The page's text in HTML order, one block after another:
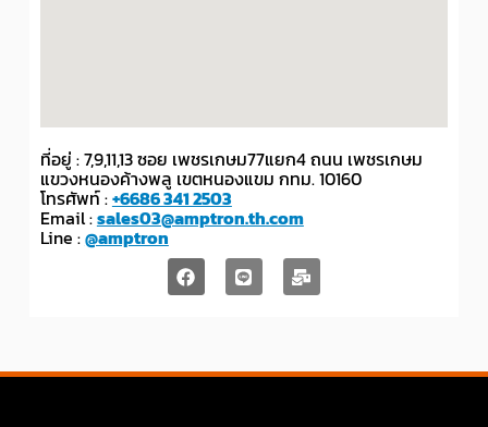
ที่อยู่ : 7,9,11,13 ซอย เพชรเกษม77แยก4 ถนน เพชรเกษม
แขวงหนองค้างพลู เขตหนองแขม กทม. 10160
โทรศัพท์ :+6686 341 2503
Email :sales03@amptron.th.com
Line :@amptron